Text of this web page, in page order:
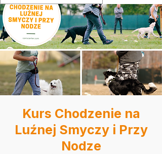
Kurs Chodzenie na
Luźnej Smyczy i Przy
Nodze